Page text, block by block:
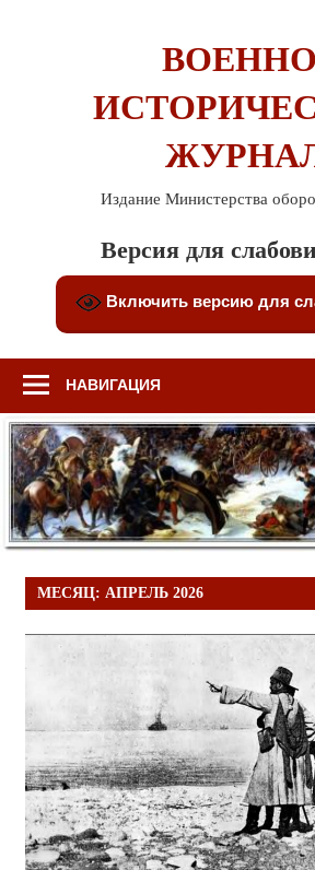
Издание Министерства
Версия для
Включить версию для
НАВИГАЦИЯ
МЕСЯЦ: АПРЕЛЬ 2026